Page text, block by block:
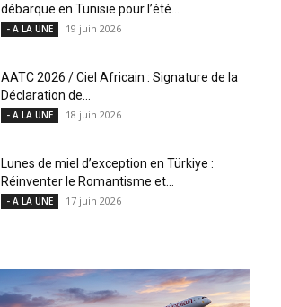
débarque en Tunisie pour l’été...
- A LA UNE 19 juin 2026
AATC 2026 / Ciel Africain : Signature de la
Déclaration de...
- A LA UNE 18 juin 2026
Lunes de miel d’exception en Türkiye :
Réinventer le Romantisme et...
- A LA UNE 17 juin 2026